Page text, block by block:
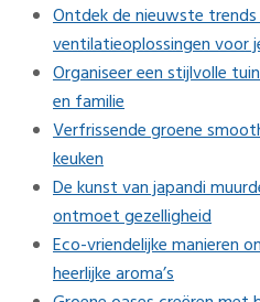
Ontdek de nieuwste
ventilatieoplossingen voor
Organiseer een stijlvolle
en familie
Verfrissende groene
keuken
De kunst van japandi
ontmoet gezelligheid
Eco-vriendelijke manieren
heerlijke aroma’s